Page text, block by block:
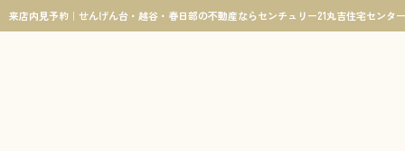
来店内見予約｜せんげん台・越谷・春日部の不動産ならセンチュリー21丸吉住宅センター